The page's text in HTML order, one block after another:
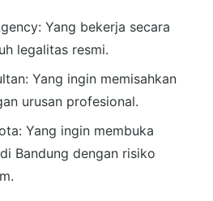
Yang bekerja secara
legalitas resmi.
Yang ingin memisahkan
urusan profesional.
Yang ingin membuka
Bandung dengan risiko